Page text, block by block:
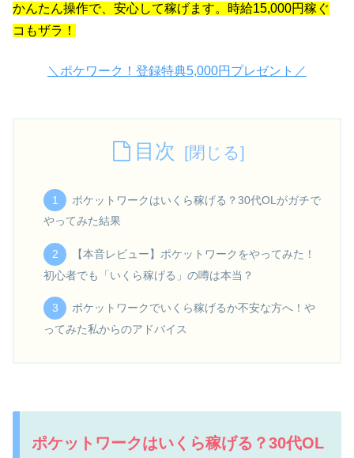
かんたん操作で、安心して稼げます。時給15,000円稼ぐ
コもザラ！
＼ポケワーク！登録特典5,000円プレゼント／
目次
ポケットワークはいくら稼げる？30代OLがガチで
やってみた結果
【本音レビュー】ポケットワークをやってみた！
初心者でも「いくら稼げる」の噂は本当？
ポケットワークでいくら稼げるか不安な方へ！や
ってみた私からのアドバイス
ポケットワークはいくら稼げる？30代OL